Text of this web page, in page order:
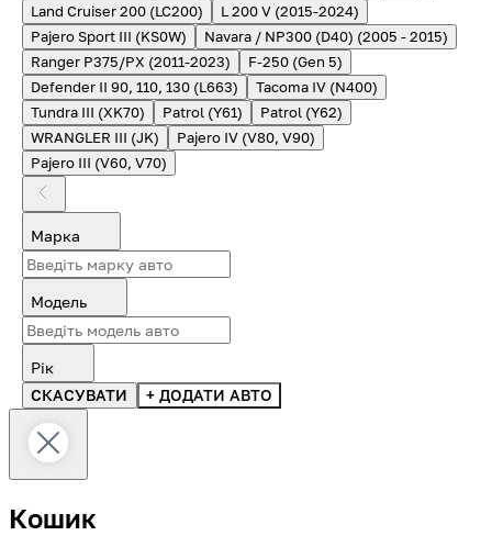
Land Cruiser 200 (LC200)
L 200 V (2015-2024)
Pajero Sport III (KS0W)
Navara / NP300 (D40) (2005 - 2015)
Ranger P375/PX (2011-2023)
F-250 (Gen 5)
Defender II 90, 110, 130 (L663)
Tacoma IV (N400)
Tundra III (XK70)
Patrol (Y61)
Patrol (Y62)
WRANGLER III (JK)
Pajero IV (V80, V90)
Pajero III (V60, V70)
Марка
Модель
Рік
СКАСУВАТИ
+ ДОДАТИ АВТО
Кошик